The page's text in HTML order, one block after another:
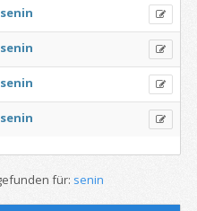
senin
senin
senin
senin
für: senin